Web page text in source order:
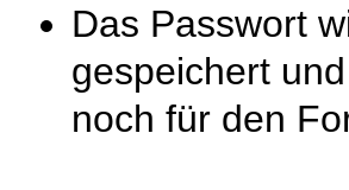
Das Passwort
gespeichert
noch für den